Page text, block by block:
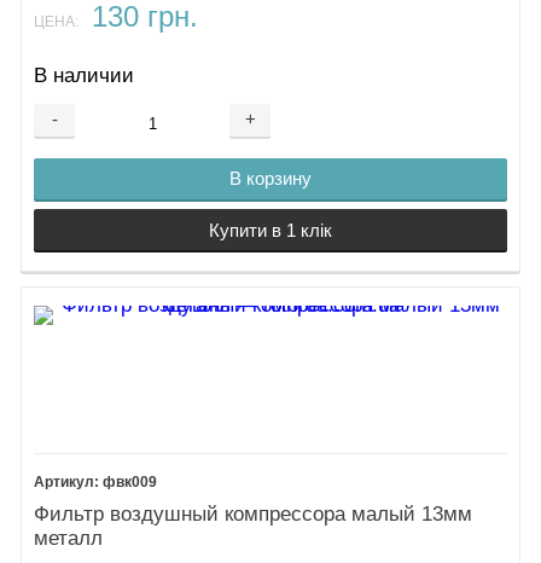
ЦЕНА: 130 грн.
В наличии
- +
В корзину
Купити в 1 клік
фвк009
Фильтр воздушный компрессора малый 13мм
металл